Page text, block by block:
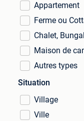
Appartement
Ferme ou
Chalet,
Maison de
Autres types
Situation
Village
Ville